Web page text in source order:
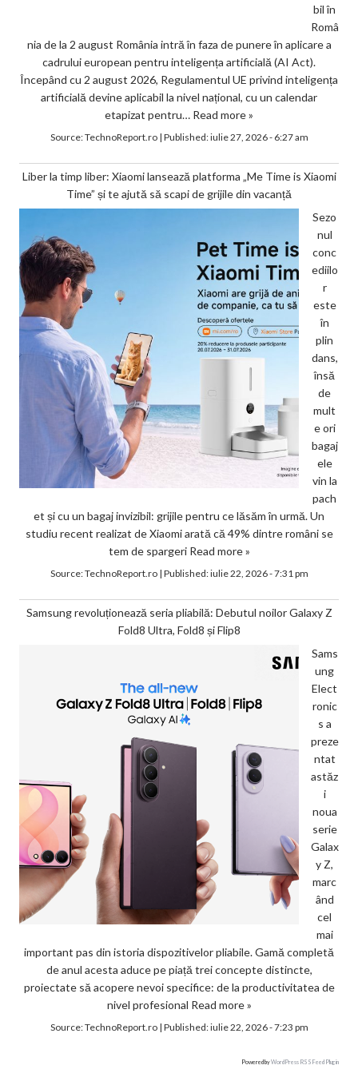
bil în
Româ
nia de la 2 august România intră în faza de punere în aplicare a
cadrului european pentru inteligența artificială (AI Act).
Începând cu 2 august 2026, Regulamentul UE privind inteligența
artificială devine aplicabil la nivel național, cu un calendar
etapizat pentru… Read more »
Source:TechnoReport.ro| Published:iulie 27, 2026 - 6:27 am
Liber la timp liber: Xiaomi lansează platforma „Me Time is Xiaomi
Time” și te ajută să scapi de grijile din vacanță
Sezo
nul
conc
ediilo
r
este
în
plin
dans,
însă
de
mult
e ori
bagaj
ele
vin la
pach
et și cu un bagaj invizibil: grijile pentru ce lăsăm în urmă. Un
studiu recent realizat de Xiaomi arată că 49% dintre români se
tem de spargeri Read more »
Source:TechnoReport.ro| Published:iulie 22, 2026 - 7:31 pm
Samsung revoluționează seria pliabilă: Debutul noilor Galaxy Z
Fold8 Ultra, Fold8 și Flip8
Sams
ung
Elect
ronic
s a
preze
ntat
astăz
i
noua
serie
Galax
y Z,
marc
ând
cel
mai
important pas din istoria dispozitivelor pliabile. Gamă completă
de anul acesta aduce pe piață trei concepte distincte,
proiectate să acopere nevoi specifice: de la productivitatea de
nivel profesional Read more »
Source:TechnoReport.ro| Published:iulie 22, 2026 - 7:23 pm
Powered byWordPress RSS Feed Plugin